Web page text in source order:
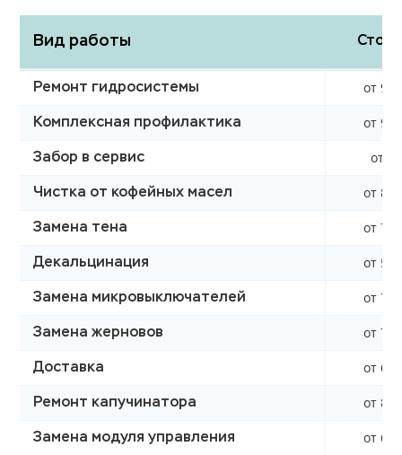
Вид работы
Ремонт гидросистемы от
Комплексная профилактика от
Забор в сервис от 0
Чистка от кофейных масел от
Замена тена от
Декальцинация от
Замена микровыключателей от
Замена жерновов от
Доставка от
Ремонт капучинатора от
Замена модуля управления от